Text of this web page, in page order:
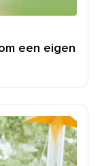
een eigen